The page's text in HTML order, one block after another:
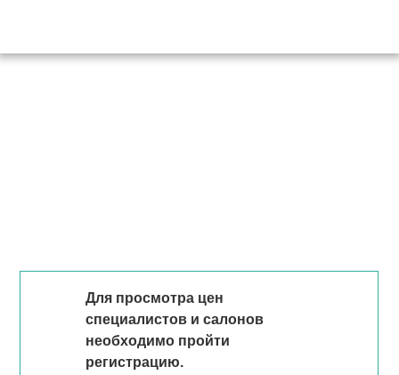
Для просмотра цен
специалистов и салонов
необходимо пройти
регистрацию.